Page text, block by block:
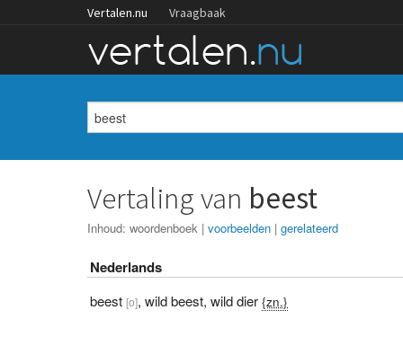
Vertalen.nu Vraagbaak
Vertaling van beest
Inhoud:woordenboek |voorbeelden |gerelateerd
Nederlands
beest [o],wild beest,wild dier {zn.}